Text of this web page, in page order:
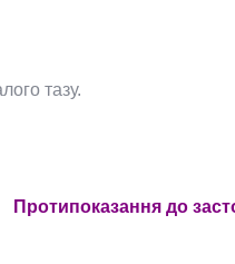
тазу.
Протипоказання до